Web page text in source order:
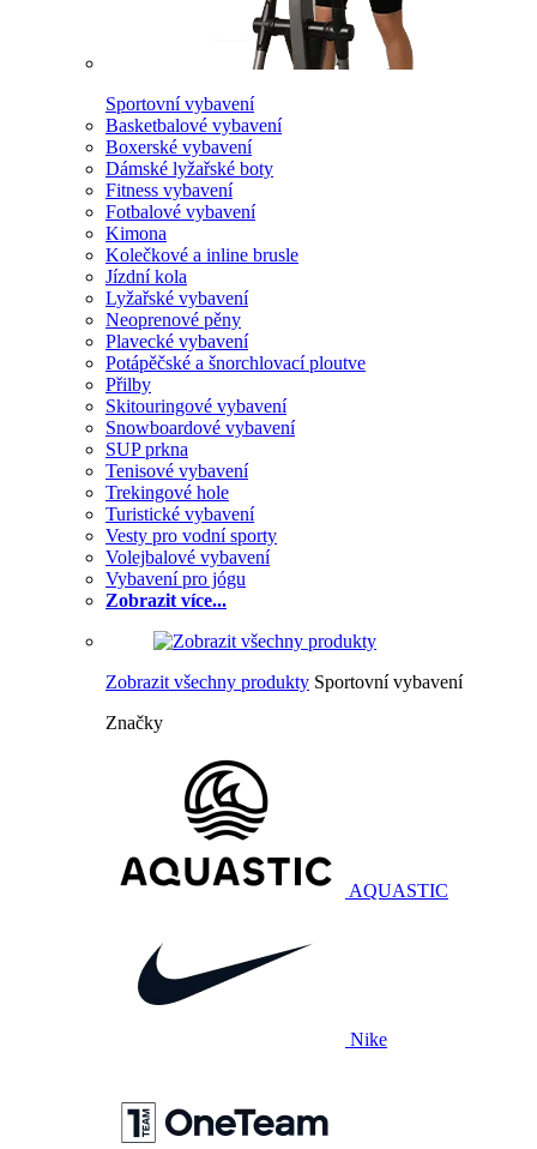
Sportovní vybavení
Basketbalové vybavení
Boxerské vybavení
Dámské lyžařské boty
Fitness vybavení
Fotbalové vybavení
Kimona
Kolečkové a inline brusle
Jízdní kola
Lyžařské vybavení
Neoprenové pěny
Plavecké vybavení
Potápěčské a šnorchlovací ploutve
Přilby
Skitouringové vybavení
Snowboardové vybavení
SUP prkna
Tenisové vybavení
Trekingové hole
Turistické vybavení
Vesty pro vodní sporty
Volejbalové vybavení
Vybavení pro jógu
Zobrazit více...
Zobrazit všechny produkty Sportovní vybavení
Značky
AQUASTIC
Nike